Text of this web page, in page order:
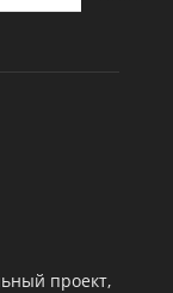
проект,